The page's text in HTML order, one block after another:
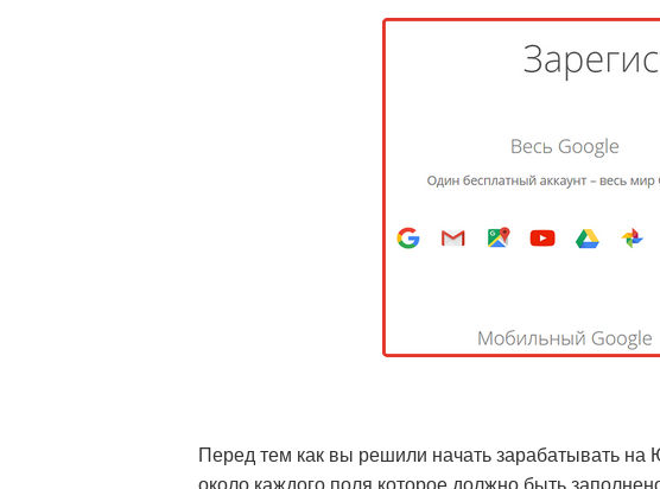
Перед тем как вы решили начать зарабатывать
около каждого поля которое должно быть